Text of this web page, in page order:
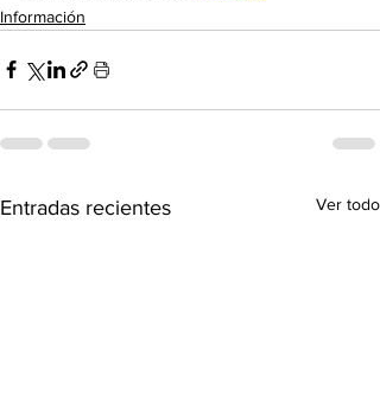
Información
Entradas recientes Ver todo